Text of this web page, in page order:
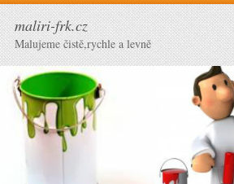
maliri-frk.cz
Malujeme čistě,rychle a levně